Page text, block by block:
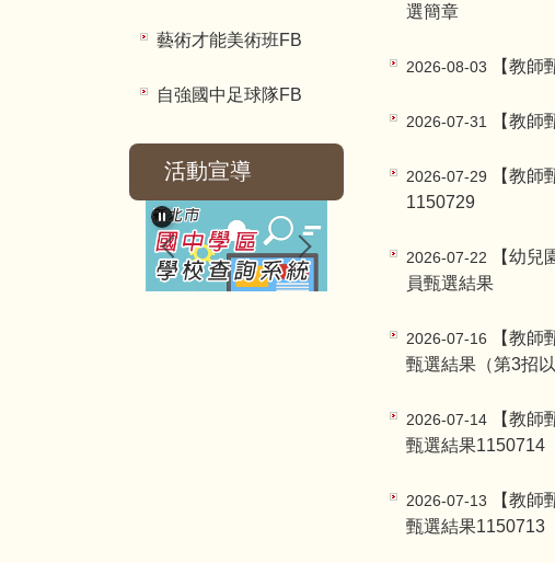
藝術才能美術班FB
自強國中足球隊FB
活動宣導
選簡章
2026-08-03 【教
2026-07-31 【教
2026-07-29
【教
1150729
2026-07-22
【幼
員甄選結果
2026-07-16
【教
甄選結果（第3招
2026-07-14
【教
甄選結果1150714
2026-07-13
【教
甄選結果1150713